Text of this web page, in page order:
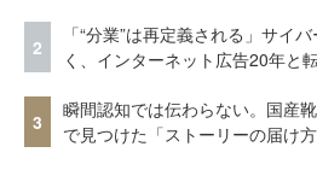
2
「“分業”は再定義される」サイ
く、インターネット広告20年と
3
瞬間認知では伝わらない。国産
で見つけた「ストーリーの届け方